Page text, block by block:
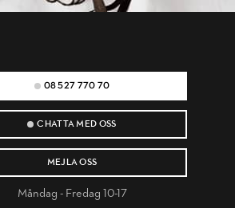
08 527 770 70
CHATTA MED OSS
MEJLA OSS
Måndag - Fredag 10-17